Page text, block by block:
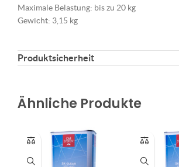
Maximale Belastung: bis zu 20 kg
Gewicht: 3,15 kg
Produktsicherheit
Ähnliche Produkte